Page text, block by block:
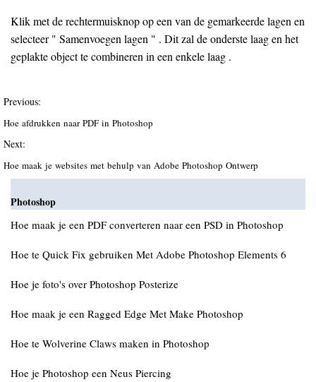
Klik met de rechtermuisknop op een van de gemarkeerde lagen en
selecteer " Samenvoegen lagen " . Dit zal de onderste laag en het
geplakte object te combineren in een enkele laag .
Previous:
Hoe afdrukken naar PDF in Photoshop
Next:
Hoe maak je websites met behulp van Adobe Photoshop Ontwerp
Photoshop
Hoe maak je een PDF converteren naar een PSD in Photoshop
Hoe te Quick Fix gebruiken Met Adobe Photoshop Elements 6
Hoe je foto's over Photoshop Posterize
Hoe maak je een Ragged Edge Met Make Photoshop
Hoe te Wolverine Claws maken in Photoshop
Hoe je Photoshop een Neus Piercing